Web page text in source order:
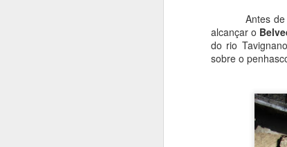
Antes de
alcançar o
do rio
sobre o